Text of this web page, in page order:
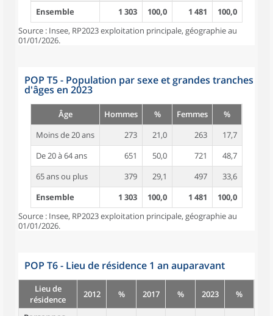
Ensemble 1 303 100,0 1 481
100,0
Source : Insee, RP2023 exploitation principale, géographie au
01/01/2026.
POP T5 - Population par sexe et grandes tranches
d'âges en 2023
Âge Hommes % Femmes
%
Moins de 20 ans
273 21,0 263
17,7
De 20 à 64 ans
651 50,0 721
48,7
65 ans ou plus
379 29,1 497
33,6
Ensemble
1 303 100,0 1 481
100,0
Source : Insee, RP2023 exploitation principale, géographie au
01/01/2026.
POP T6 - Lieu de résidence 1 an auparavant
Lieu de
résidence
2012 % 2017 % 2023 %